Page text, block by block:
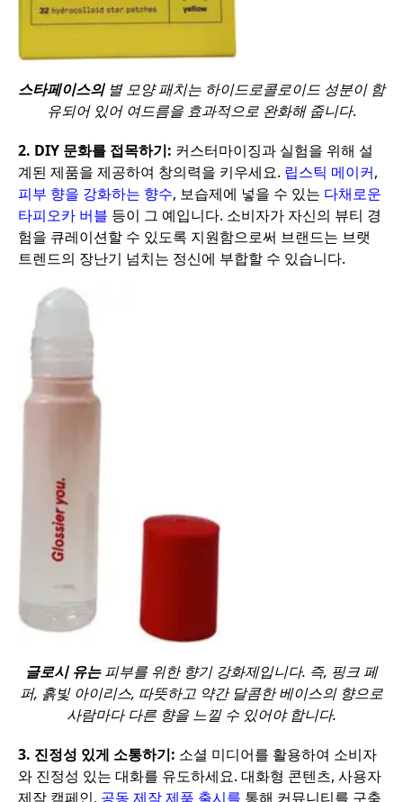
스타페이스의 별 모양 패치는 하이드로콜로이드 성분이 함
유되어 있어 여드름을 효과적으로 완화해 줍니다.
2. DIY 문화를 접목하기: 커스터마이징과 실험을 위해 설
계된 제품을 제공하여 창의력을 키우세요. 립스틱 메이커,
피부 향을 강화하는 향수, 보습제에 넣을 수 있는 다채로운
타피오카 버블 등이 그 예입니다. 소비자가 자신의 뷰티 경
험을 큐레이션할 수 있도록 지원함으로써 브랜드는 브랫
트렌드의 장난기 넘치는 정신에 부합할 수 있습니다.
글로시 유는피부를 위한 향기 강화제입니다. 즉, 핑크 페
퍼, 흙빛 아이리스, 따뜻하고 약간 달콤한 베이스의 향으로
사람마다 다른 향을 느낄 수 있어야 합니다.
3. 진정성 있게 소통하기: 소셜 미디어를 활용하여 소비자
와 진정성 있는 대화를 유도하세요. 대화형 콘텐츠, 사용자
제작 캠페인, 공동 제작 제품 출시를 통해 커뮤니티를 구축